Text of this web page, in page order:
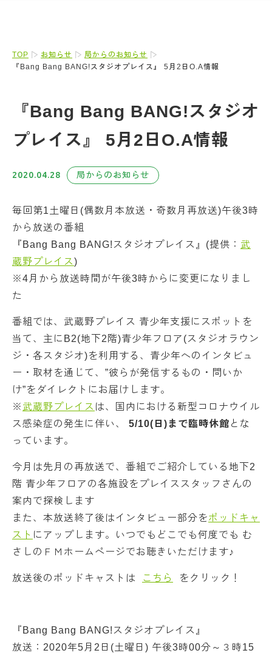
TOP お知らせ
局からのお知らせ
『Bang Bang BANG!スタジオプレイス』 5月2日O.A情報
『Bang Bang BANG!スタジオ
プレイス』 5月2日O.A情報
2020.04.28 局からのお知らせ
毎回第1土曜日(偶数月本放送・奇数月再放送)午後3時
から放送の番組
『Bang Bang BANG!スタジオプレイス』(提供： 武
蔵野プレイス)
※4月から放送時間が午後3時からに変更になりまし
た
番組では、武蔵野プレイス 青少年支援にスポットを
当て、主にB2(地下2階)青少年フロア(スタジオラウン
ジ・各スタジオ)を利用する、青少年へのインタビュ
ー・取材を通じて、”彼らが発信するもの・問いか
け”をダイレクトにお届けします。
※ 武蔵野プレイス は、国内における新型コロナウイル
ス感染症の発生に伴い、
5/10(日)まで臨時休館 とな
っています。
今月は先月の再放送で、番組でご紹介している地下2
階 青少年フロアの各施設をプレイススタッフさんの
案内で探検します
また、本放送終了後はインタビュー部分をポッドキャ
スト にアップします。いつでもどこでも何度でも む
さしのＦＭホームページでお聴きいただけます♪
放送後のポッドキャストは こちら をクリック！
『Bang Bang BANG!スタジオプレイス』
放送：2020年5月2日(土曜日) 午後3時00分～３時15